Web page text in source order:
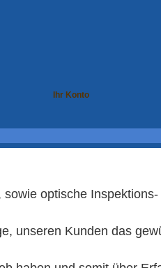
Ihr Konto
optische Inspektions-
unseren Kunden das